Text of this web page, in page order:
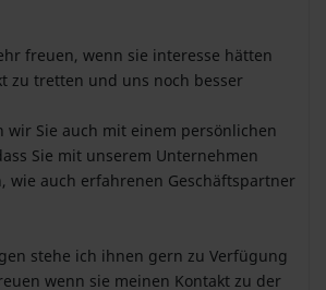
freuen, wenn sie interesse hätten
zu tretten und uns noch besser
wir Sie auch mit einem persönlichen
Sie mit unserem Unternehmen
wie auch erfahrenen Geschäftspartner
stehe ich ihnen gern zu Verfügung
wenn sie meinen Kontakt zu der